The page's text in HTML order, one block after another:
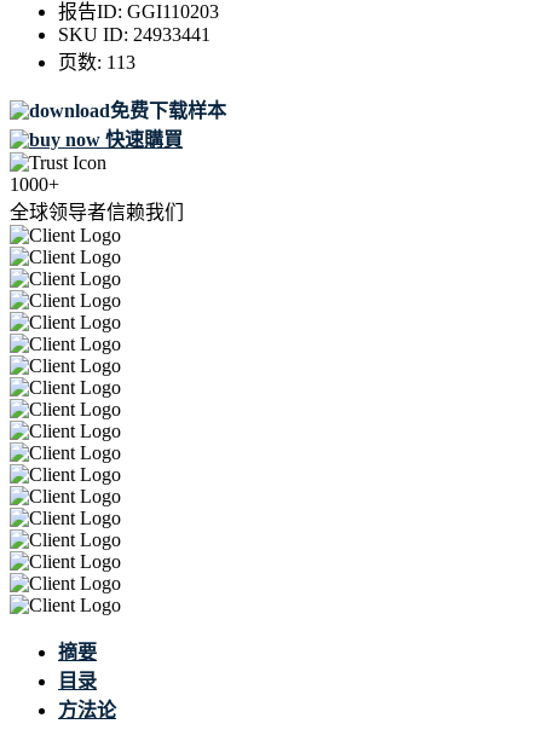
报告ID: GGI110203
SKU ID: 24933441
页数: 113
免费下载样本
快速購買
1000+
全球领导者信赖我们
摘要
目录
方法论